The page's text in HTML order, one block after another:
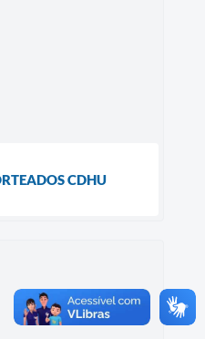
CDHU